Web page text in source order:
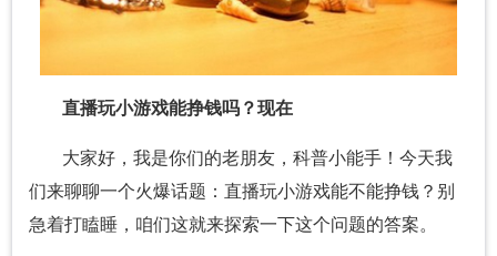
直播玩小游戏能挣钱吗？现在
大家好，我是你们的老朋友，科普小能手！今天我
们来聊聊一个火爆话题：直播玩小游戏能不能挣钱？别
急着打瞌睡，咱们这就来探索一下这个问题的答案。